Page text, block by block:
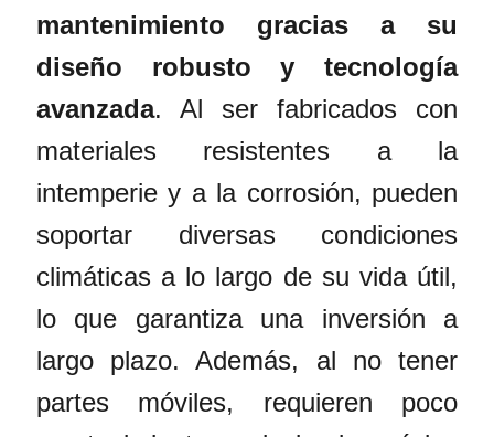
mantenimiento gracias a su
diseño robusto y tecnología
avanzada. Al ser fabricados con
materiales resistentes a la
intemperie y a la corrosión, pueden
soportar diversas condiciones
climáticas a lo largo de su vida útil,
lo que garantiza una inversión a
largo plazo. Además, al no tener
partes móviles, requieren poco